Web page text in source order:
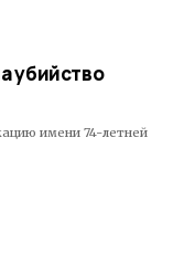
убийство
имени 74-летней